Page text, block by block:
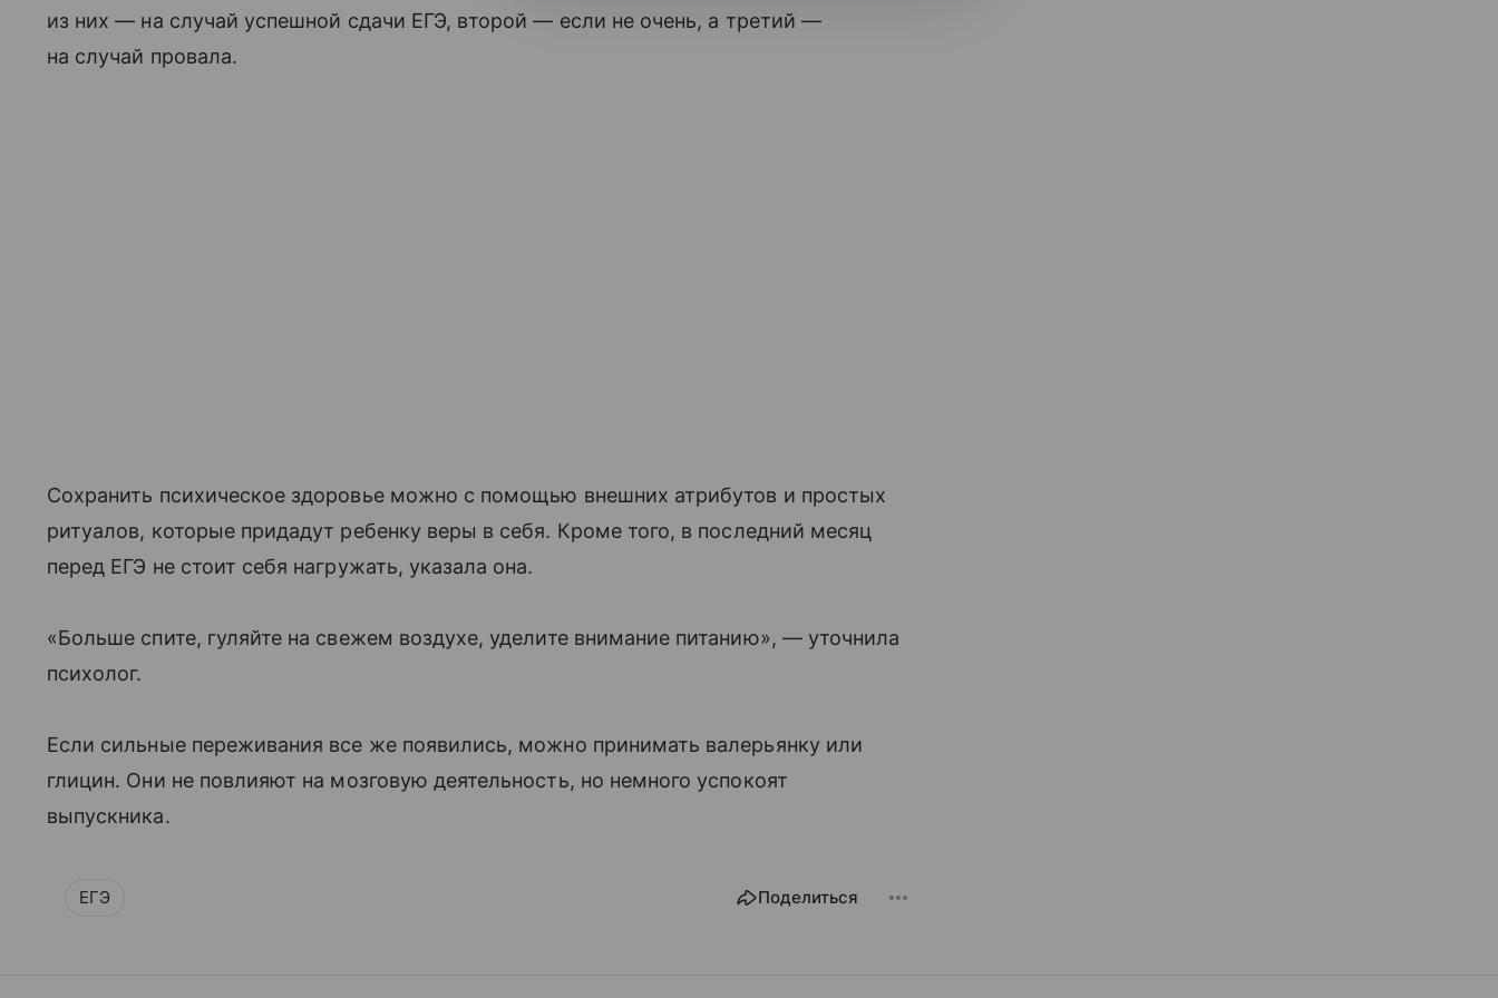
из них — на случай успешной сдачи ЕГЭ, второй — если не очень, а третий —
на случай провала.
Сохранить психическое здоровье можно с помощью внешних атрибутов и простых
ритуалов, которые придадут ребенку веры в себя. Кроме того, в последний месяц
перед ЕГЭ не стоит себя нагружать, указала она.
«Больше спите, гуляйте на свежем воздухе, уделите внимание питанию», — уточнила
психолог.
Если сильные переживания все же появились, можно принимать валерьянку или
глицин. Они не повлияют на мозговую деятельность, но немного успокоят
выпускника.
ЕГЭ Поделиться